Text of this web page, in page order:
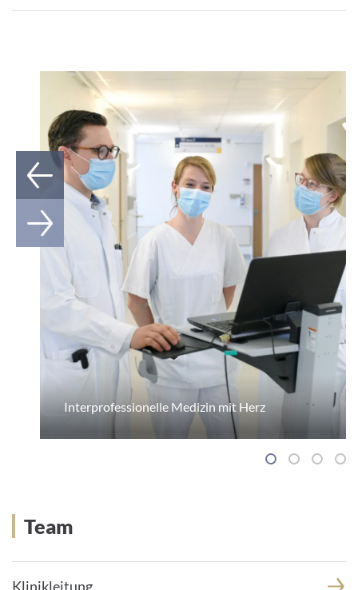
1 2 3 4
Interprofessionelle Medizin mit Herz
Team
Klinikleitung